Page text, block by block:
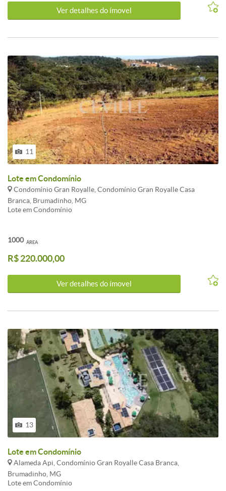
Ver detalhes do ímovel
11
Lote em Condomínio
Condomínio Gran Royalle, Condomínio Gran Royalle Casa
Branca, Brumadinho, MG
Lote em Condomínio
ÁREA
1000
R$ 220.000,00
Ver detalhes do ímovel
13
Lote em Condomínio
Alameda Api, Condomínio Gran Royalle Casa Branca,
Brumadinho, MG
Lote em Condomínio